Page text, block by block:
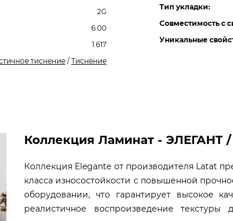
2G
6.00
1.617
тиснение / Тиснение
Тип укладки:
Совместимость с
Уникальные
Коллекция Ламинат - ЭЛЕГАНТ /
Коллекция Elegante от производителя Latat
класса износостойкости с повышенной
оборудовании, что гарантирует высокое
реалистичное воспроизведение текстуры